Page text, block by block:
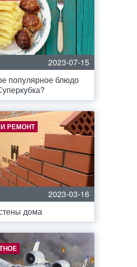
2023-07-15
популярное блюдо
РЕМОНТ
2023-03-16
дома